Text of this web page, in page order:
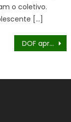
o coletivo.
[…]
DOF apreende veículo roubado com mais de 900 quilos de drogas